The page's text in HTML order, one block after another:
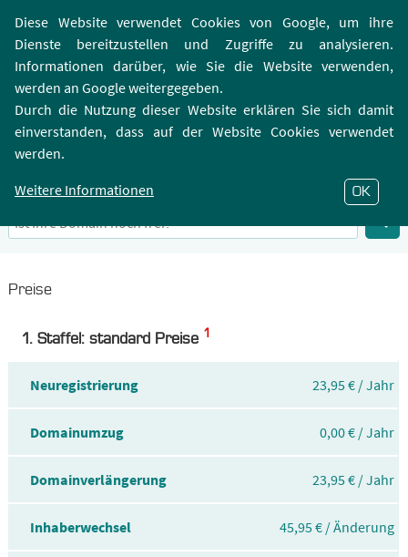
Diese Website verwendet Cookies von Google, um ihre
Dienste bereitzustellen und Zugriffe zu analysieren.
Informationen darüber, wie Sie die Website verwenden,
werden an Google weitergegeben.
Durch die Nutzung dieser Website erklären Sie sich damit
einverstanden, dass auf der Website Cookies verwendet
werden.
Weitere Informationen
OK
.COM.PT-Domain
Preise
1. Staffel: standard Preise 1
Neuregistrierung 23,95 € / Jahr
Domainumzug 0,00 € / Jahr
Domainverlängerung 23,95 € / Jahr
Inhaberwechsel 45,95 € / Änderung